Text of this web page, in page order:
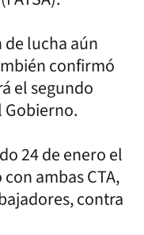
de lucha aún
confirmó
el segundo
24 de enero el
ambas CTA,
contra